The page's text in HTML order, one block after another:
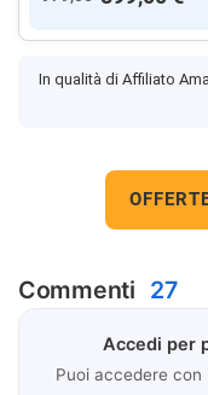
In qualità di Affiliato
Commenti 27
Accedi per
Puoi accedere con